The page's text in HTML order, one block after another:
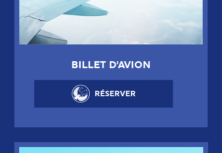
BILLET D'AVION
RÉSERVER